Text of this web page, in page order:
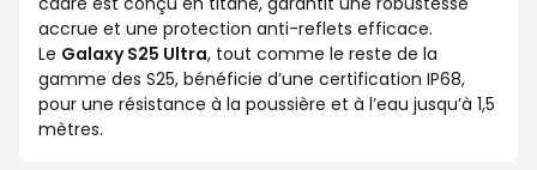
accrue et une protection anti-reflets efficace.
Le Galaxy S25 Ultra, tout comme le reste de la
gamme des S25, bénéficie d’une certification IP68,
pour une résistance à la poussière et à l’eau jusqu’à 1,5
mètres.